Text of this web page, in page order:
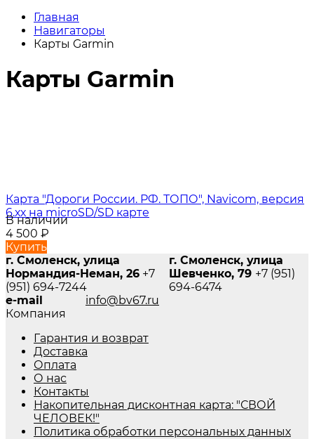
Главная
Навигаторы
Карты Garmin
Карты Garmin
Карта "Дороги России. РФ. ТОПО", Navicom, версия
6.хх на microSD/SD карте
В наличии
4 500 ₽
Купить
г. Смоленск, улица
Нормандия-Неман, 26 +7
(951) 694-7244
г. Смоленск, улица
Шевченко, 79 +7 (951)
694-6474
e-mail
info@bv67.ru
Компания
Гарантия и возврат
Доставка
Оплата
О нас
Контакты
Накопительная дисконтная карта: "СВОЙ
ЧЕЛОВЕК!"
Политика обработки персональных данных